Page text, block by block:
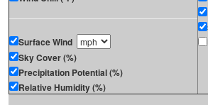
Surface Wind
Sky Cover (%)
Precipitation Potential (%)
Relative Humidity (%)